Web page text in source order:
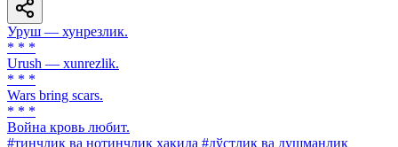
Уруш — хунрезлик.
* * *
Urush — xunrezlik.
* * *
Wars bring scars.
* * *
Война кровь любит.
#тинчлик ва нотинчлик ҳақида #дўстлик ва душманлик